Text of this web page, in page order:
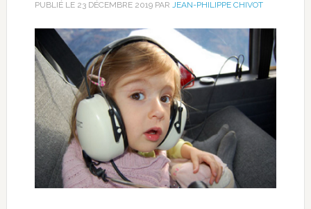
PUBLIÉ LE 23 DÉCEMBRE 2019PAR JEAN-PHILIPPE CHIVOT